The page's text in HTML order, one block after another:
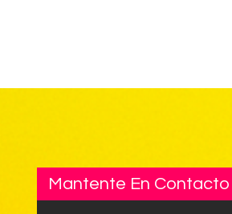
Mantente En Contacto